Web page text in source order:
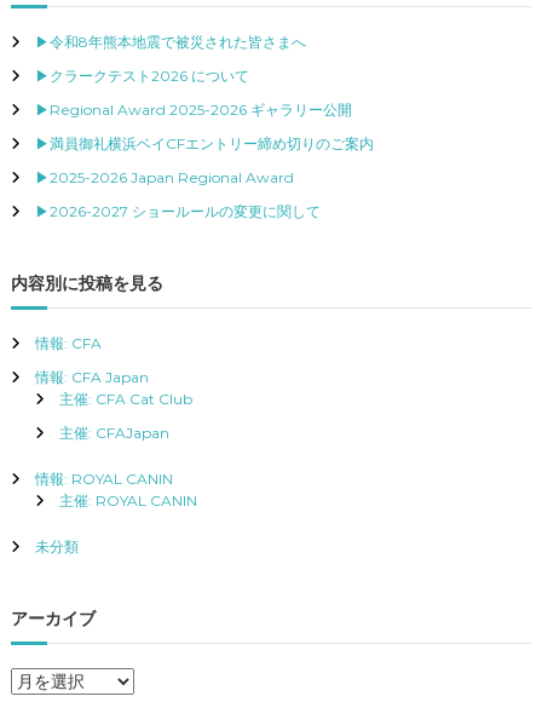
ビ
ゲ
ー
シ
ン
▶令和8年熊本地震で被災された皆さまへ
▶クラークテスト2026 について
▶Regional Award 2025-2026 ギャラリー公開
▶満員御礼横浜ベイCFエントリー締め切りのご案内
▶2025-2026 Japan Regional Award
▶2026-2027 ショールールの変更に関して
内容別に投稿を見る
情報: CFA
情報: CFA Japan
主催: CFA Cat Club
主催: CFAJapan
情報: ROYAL CANIN
主催: ROYAL CANIN
未分類
アーカイブ
ア